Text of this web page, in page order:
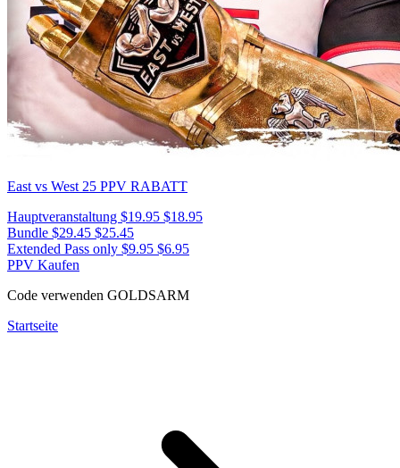
East vs West 25 PPV RABATT
Hauptveranstaltung $19.95 $18.95
Bundle $29.45 $25.45
Extended Pass only $9.95 $6.95
PPV Kaufen
Code verwenden GOLDSARM
Startseite